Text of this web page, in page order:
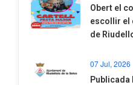
​Obert el
escollir el
de
07 Jul, 2026
​Publicada